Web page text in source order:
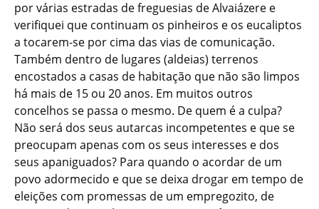
por várias estradas de freguesias de Alvaiázere e
verifiquei que continuam os pinheiros e os eucaliptos
a tocarem-se por cima das vias de comunicação.
Também dentro de lugares (aldeias) terrenos
encostados a casas de habitação que não são limpos
há mais de 15 ou 20 anos. Em muitos outros
concelhos se passa o mesmo. De quem é a culpa?
Não será dos seus autarcas incompetentes e que se
preocupam apenas com os seus interesses e dos
seus apaniguados? Para quando o acordar de um
povo adormecido e que se deixa drogar em tempo de
eleições com promessas de um empregozito, de